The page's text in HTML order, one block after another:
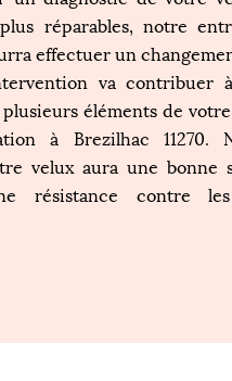
réparables, notre
effectuer un
va contribuer
éléments de
à Brezilhac 11270.
velux aura une bonne
résistance contre